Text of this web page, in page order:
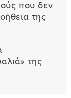
που δεν
της
της